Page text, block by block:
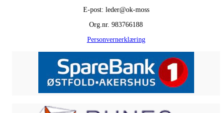
E-post: leder@ok-moss
Org.nr. 983766188
Personvernerklæring